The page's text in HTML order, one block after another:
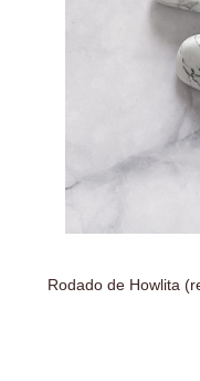
Rodado de Howlita